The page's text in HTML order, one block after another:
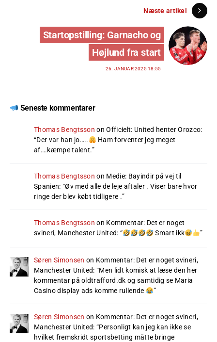
Næste artikel
Startopstilling: Garnacho og
Højlund fra start
26. JANUAR 2025 18:55
Seneste kommentarer
Thomas Bengtsson onOfficielt: United henter Orozco:
“Der var han jo…..
Ham forventer jeg meget
af….kæmpe talent.”
Thomas Bengtsson on Medie: Bayindir på vej til
Spanien: “Øv med alle de leje aftaler . Viser bare hvor
ringe der blev købt tidligere .”
Thomas Bengtsson on Kommentar: Det er noget
svineri, Manchester United: “ Smart ikk ”
Søren Simonsen on Kommentar: Det er noget svineri,
Manchester United: “Men lidt komisk at læse den her
kommentar på oldtrafford.dk og samtidig se Maria
Casino display ads komme rullende
”
Søren Simonsen on Kommentar: Det er noget svineri,
Manchester United: “Personligt kan jeg kan ikke se
hvilket fremskridt sportsbetting måtte bringe